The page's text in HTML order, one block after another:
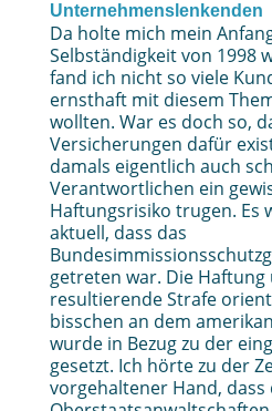
Unternehmenslenkenden
Da holte mich mein
Selbständigkeit von 1998
fand ich nicht so viele
ernsthaft mit diesem
wollten. War es doch so,
Versicherungen dafür
damals eigentlich auch
Verantwortlichen ein
Haftungsrisiko trugen. Es
aktuell, dass das
getreten war. Die Haftung
resultierende Strafe
bisschen an dem
wurde in Bezug zu der
gesetzt. Ich hörte zu der
vorgehaltener Hand, dass